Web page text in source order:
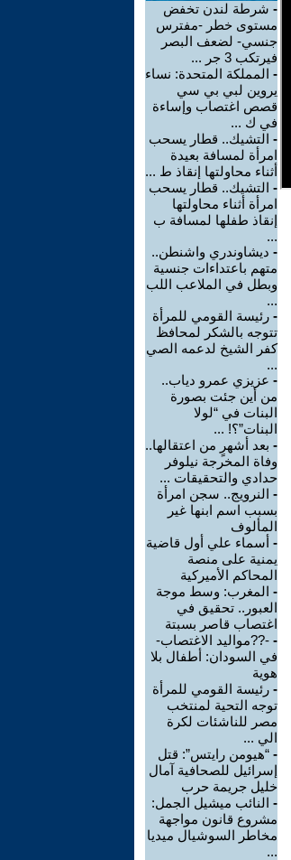
- شرطة لندن تخفض
مستوى خطر -مفترس
جنسي- لضعف البصر
فيرتكب 3 جر ...
- المملكة المتحدة: نساء
يروين لبي بي سي
قصص اغتصاب وإساءة
في ك ...
- التشيك.. قطار يسحب
امرأة لمسافة بعيدة
أثناء محاولتها إنقاذ ط ...
- التشيك.. قطار يسحب
امرأة أثناء محاولتها
إنقاذ طفلها لمسافة ب
...
- ديشاوندري واشنطن..
متهم باعتداءات جنسية
وبطل في الملاعب اللب
...
- رئيسة القومي للمرأة
تتوجه بالشكر لمحافظ
كفر الشيخ لدعمه الصي
...
- عزيزي عمرو دياب..
من أين جئت بصورة
البنات في “لولا
البنات”؟! ...
- بعد أشهرٍ من اعتقالها..
وفاة المخرجة نيلوفر
حدادي والتحقيقات ...
- النرويج.. سجن امرأة
بسبب اسم ابنها غير
المألوف
- أسماء علي أول قاضية
يمنية على منصة
المحاكم الأميركية
- المغرب: وسط موجة
العبور.. تحقيق في
اغتصاب قاصر بسبتة
- -??مواليد الاغتصاب-
في السودان: أطفال بلا
هوية
- رئيسة القومي للمرأة
توجه التحية لمنتخب
مصر للناشئات لكرة
الي ...
- “هيومن رايتس”: قتل
إسرائيل للصحافية آمال
خليل جريمة حرب
- النائب ميشيل الجمل:
مشروع قانون مواجهة
مخاطر السوشيال ميديا
...